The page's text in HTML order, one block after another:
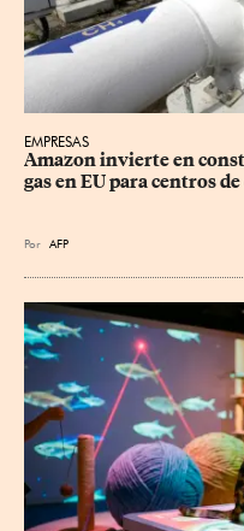
EMPRESAS
Amazon invierte en
gas en EU para centros
Por AFP